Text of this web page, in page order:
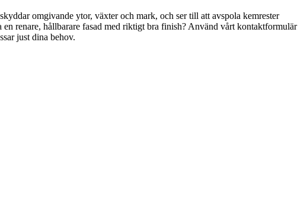
omgivande ytor, växter och mark, och ser till att avspola kemrester
renare, hållbarare fasad med riktigt bra finish? Använd vårt kontaktformulär
just dina behov.